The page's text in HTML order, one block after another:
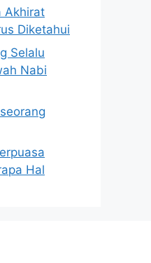
Akhirat
Diketahui
Selalu
Nabi
Hal